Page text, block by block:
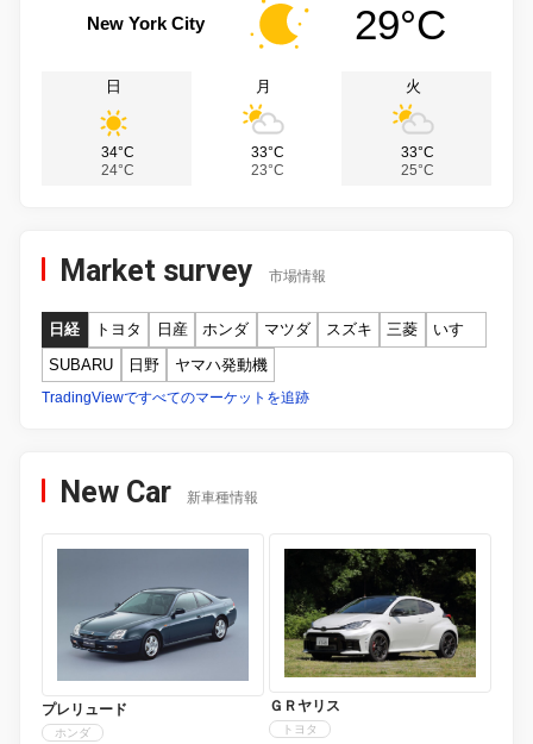
New York City 29°C
日
34°C
24°C
月
33°C
23°C
火
33°C
25°C
Market survey 市場情報
日経 トヨタ 日産 ホンダ マツダ スズキ 三菱
いすゞ
SUBARU
日野 ヤマハ発動機
TradingViewですべてのマーケットを追跡
New Car 新車種情報
プレリュード
ホンダ
ＧＲヤリス
トヨタ